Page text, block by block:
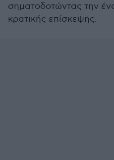
σηματοδοτώντας την
κρατικής επίσκεψης.